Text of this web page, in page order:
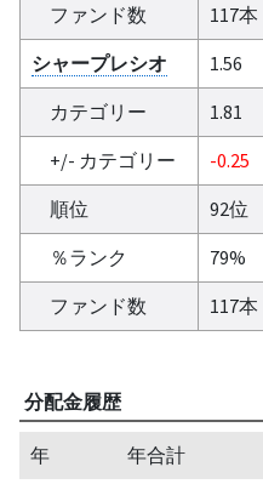
ファンド数
117本
シャープレシオ
1.56
カテゴリー
1.81
+/- カテゴリー
-0.25
順位
92位
％ランク
79%
ファンド数
117本
分配金履歴
年 年合計